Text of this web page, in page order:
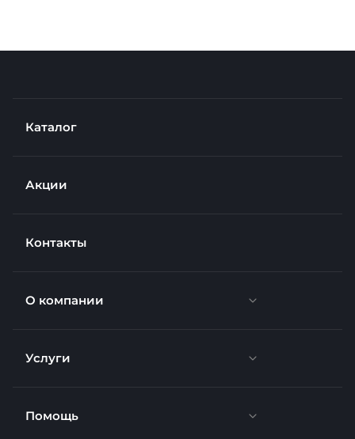
Каталог
Акции
Контакты
О компании
Новости
Отзывы
Услуги
Грузоперевозки
Помощь